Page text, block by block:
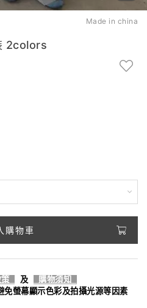
Made in china
2colors
購物車
策 及
購物須知
螢幕顯示色彩及拍攝光源等因素